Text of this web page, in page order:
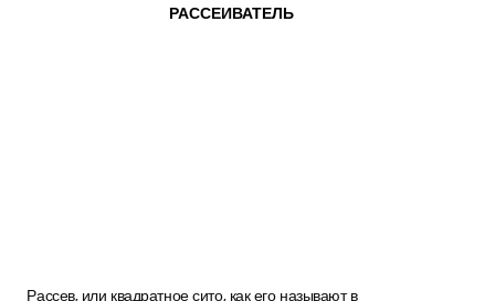
РАССЕИВАТЕЛЬ
Рассев, или квадратное сито, как его называют в